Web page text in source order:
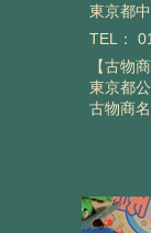
東京都
TEL：
【古物
東京都
古物商